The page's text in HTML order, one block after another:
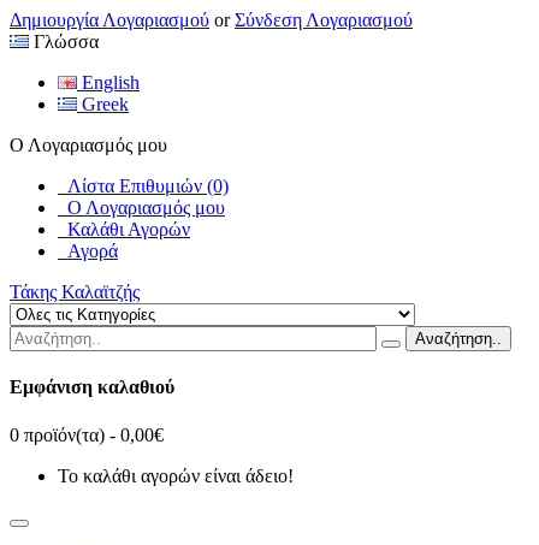
Δημιουργία Λογαριασμού orΣύνδεση Λογαριασμού
Γλώσσα
English
Greek
Ο Λογαριασμός μου
Λίστα Επιθυμιών (0)
Ο Λογαριασμός μου
Καλάθι Αγορών
Αγορά
Τάκης Καλαϊτζής
Αναζήτηση..
Εμφάνιση καλαθιού
0 προϊόν(τα) - 0,00€
Το καλάθι αγορών είναι άδειο!